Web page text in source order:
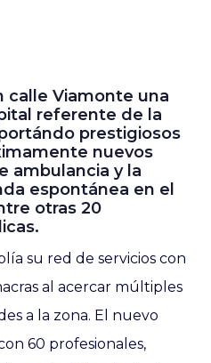
calle Viamonte una
referente de la
prestigiosos
nuevos
ambulancia y la
espontánea en el
otras 20
su red de servicios con
al acercar múltiples
a la zona. El nuevo
60 profesionales,